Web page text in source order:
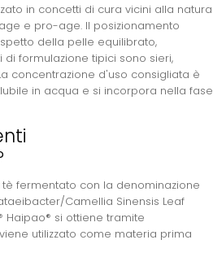
in concetti di cura vicini alla natura
e pro-age. Il posizionamento
della pelle equilibrato,
formulazione tipici sono sieri,
concentrazione d'uso consigliata è
in acqua e si incorpora nella fase
fermentato con la denominazione
Camellia Sinensis Leaf
Haipao® si ottiene tramite
utilizzato come materia prima